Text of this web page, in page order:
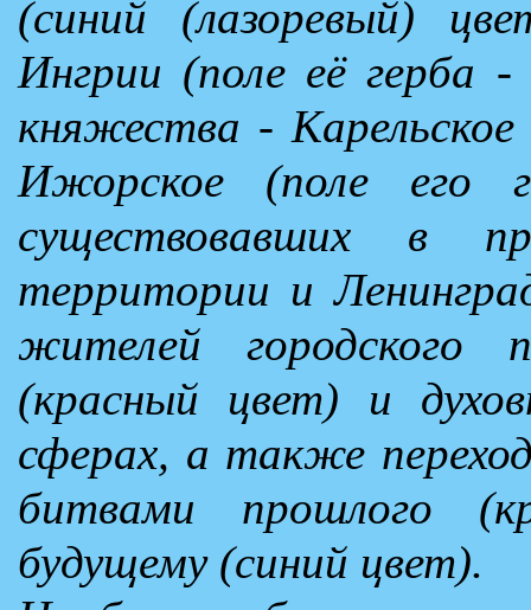
(синий (лазоревый)
Ингрии (поле её герба
княжества -
Ижорское (поле его
существовавших в
территории и
жителей городского
(красный цвет) и
сферах, а также
битвами прошлого
будущему (синий цвет).